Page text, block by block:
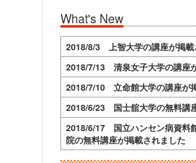
What's New
2018/8/3 上智大学の講座が掲載
2018/7/13 清泉女子大学の講座
2018/7/10 立命館大学の講座が
2018/6/23 国士舘大学の無料講
2018/6/17 国立ハンセン病資料
院の無料講座が掲載されました